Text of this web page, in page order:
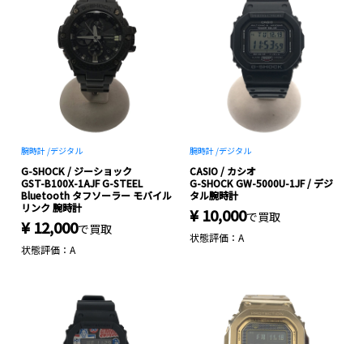
腕時計 /デジタル
G-SHOCK / ジーショック
GST-B100X-1AJF G-STEEL
Bluetooth タフソーラー モバイル
リンク 腕時計
¥ 12,000で買取
状態評価：A
腕時計 /デジタル
CASIO / カシオ
G-SHOCK GW-5000U-1JF / デジ
タル腕時計
¥ 10,000で買取
状態評価：A